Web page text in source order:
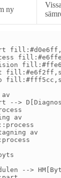
ny
av
-->
av
av
-->